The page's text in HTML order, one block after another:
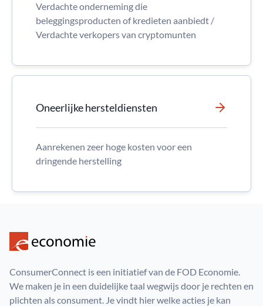
Verdachte onderneming die
beleggingsproducten of kredieten aanbiedt /
Verdachte verkopers van cryptomunten
Oneerlijke hersteldiensten
Aanrekenen zeer hoge kosten voor een
dringende herstelling
ConsumerConnect is een initiatief van de FOD Economie.
We maken je in een duidelijke taal wegwijs door je rechten en
plichten als consument. Je vindt hier welke acties je kan